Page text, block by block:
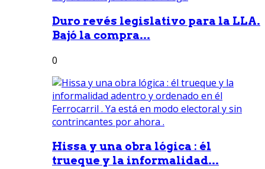
Duro revés legislativo para la LLA.
Bajó la compra...
0
Hissa y una obra lógica : él
trueque y la informalidad...